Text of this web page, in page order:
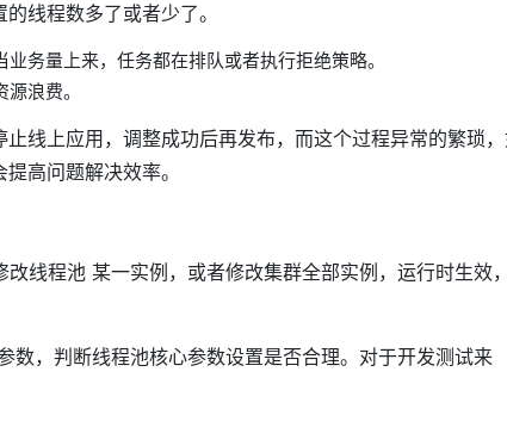
线程数多了或者少了。
务量上来，任务都在排队或者执行拒绝策略。
浪费。
线上应用，调整成功后再发布，而这个过程异常的繁琐
高问题解决效率。
线程池 某一实例，或者修改集群全部实例，运行时生效
，判断线程池核心参数设置是否合理。对于开发测试来